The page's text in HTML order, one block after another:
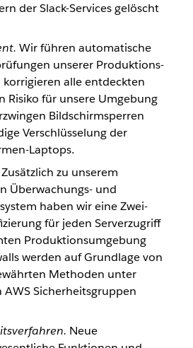
der Slack-Services gelöscht
Wir führen automatische
unserer Produktions-
alle entdeckten
Risiko für unsere Umgebung
Bildschirmsperren
Verschlüsselung der
Laptops.
Zusätzlich zu unserem
Überwachungs- und
haben wir eine Zwei-
für jeden Serverzugriff
Produktionsumgebung
werden auf Grundlage von
Methoden unter
Sicherheitsgruppen
Neue